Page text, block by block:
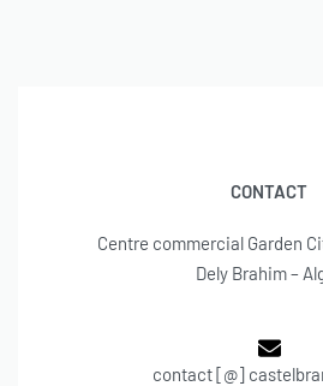
CONTACT
Centre commercial Garden
Dely Brahim –
contact [@]